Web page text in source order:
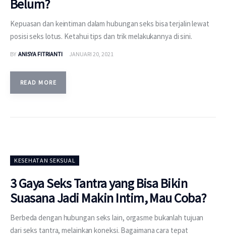
Untuk Anda
Mengapa Good Doctor
Berita
Layanan
Belum?
Kepuasan dan keintiman dalam hubungan seks bisa terjalin lewat
posisi seks lotus. Ketahui tips dan trik melakukannya di sini.
BY ANISYA FITRIANTI JANUARI 20, 2021
READ MORE
KESEHATAN SEKSUAL
3 Gaya Seks Tantra yang Bisa Bikin
Suasana Jadi Makin Intim, Mau Coba?
Berbeda dengan hubungan seks lain, orgasme bukanlah tujuan
dari seks tantra, melainkan koneksi. Bagaimana cara tepat